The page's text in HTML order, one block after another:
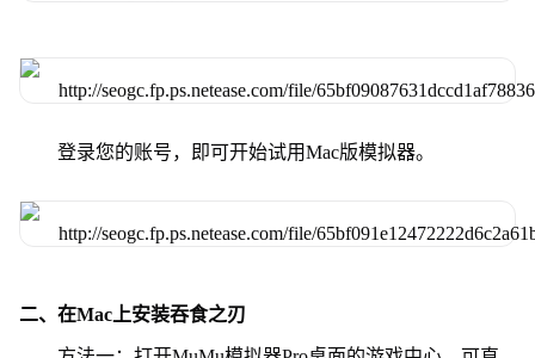
登录您的账号，即可开始试用Mac版模拟器。
二、在Mac上安装吞食之刃